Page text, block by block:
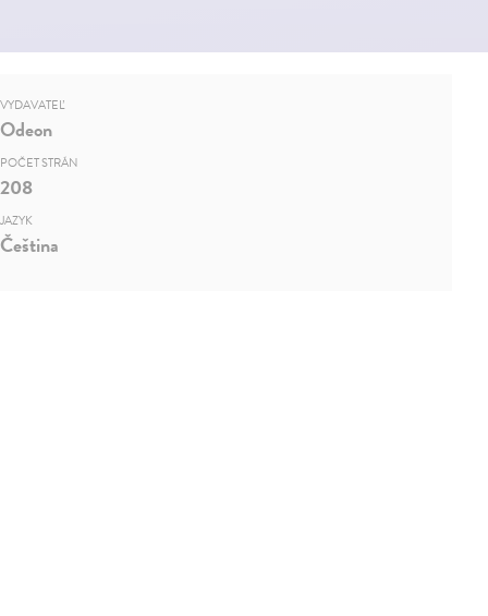
VYDAVATEĽ
Odeon
POČET STRÁN
208
JAZYK
Čeština